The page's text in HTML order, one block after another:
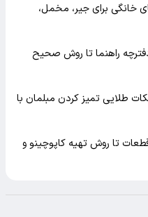
خانگی برای جیر، مخمل،
راهنما تا روش صحیح
طلایی تمیز کردن مبلمان با
تا روش تهیه کاپوچینو و